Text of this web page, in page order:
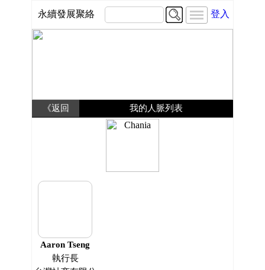
永續發展聚絡 登入
《返回 我的人脈列表
Aaron Tseng
執行長